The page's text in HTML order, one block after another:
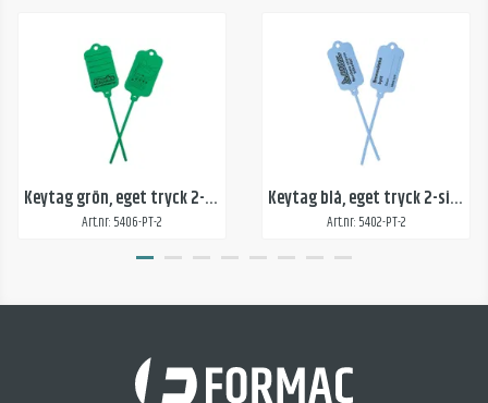
Keytag grön, eget tryck 2-sidor
Art.nr: 5406-PT-2
Keytag blå, eget tryck 2-sidor
Art.nr: 5402-PT-2